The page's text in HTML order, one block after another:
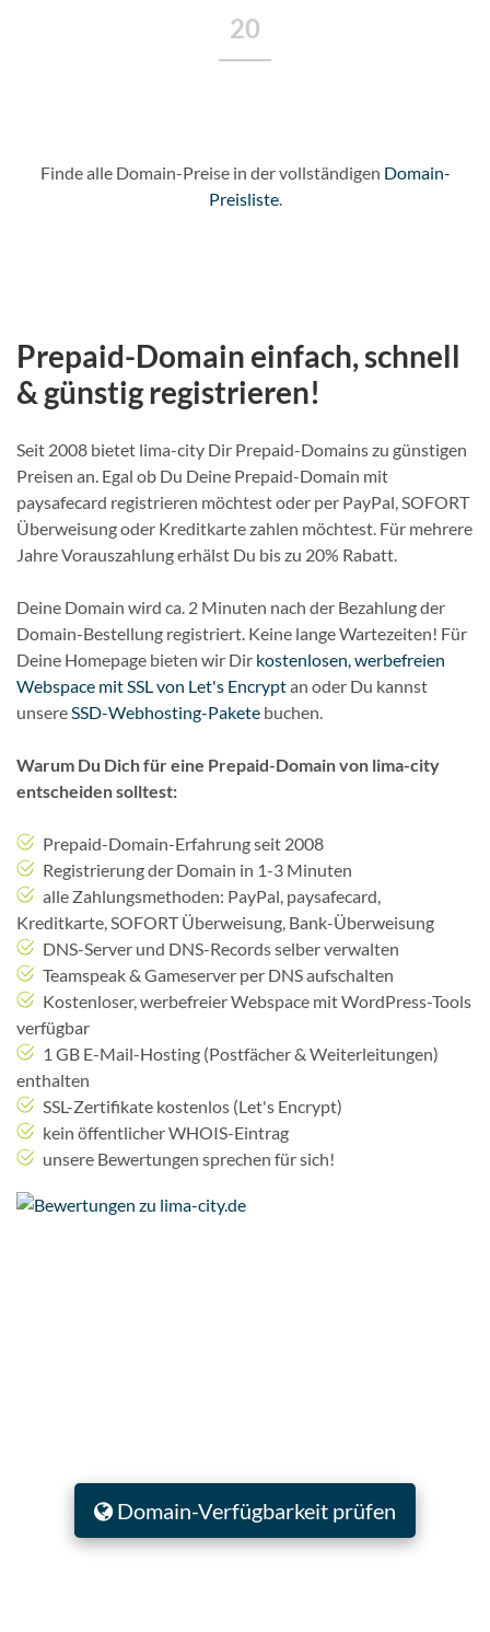
20
Finde alle Domain-Preise in der vollständigen Domain-
Preisliste.
Prepaid-Domain einfach, schnell
& günstig registrieren!
Seit 2008 bietet lima-city Dir Prepaid-Domains zu günstigen
Preisen an. Egal ob Du Deine Prepaid-Domain mit
paysafecard registrieren möchtest oder per PayPal, SOFORT
Überweisung oder Kreditkarte zahlen möchtest. Für mehrere
Jahre Vorauszahlung erhälst Du bis zu 20% Rabatt.
Deine Domain wird ca. 2 Minuten nach der Bezahlung der
Domain-Bestellung registriert. Keine lange Wartezeiten! Für
Deine Homepage bieten wir Dir kostenlosen, werbefreien
Webspace mit SSL von Let's Encryptan oder Du kannst
unsere SSD-Webhosting-Pakete buchen.
Warum Du Dich für eine Prepaid-Domain von lima-city
entscheiden solltest:
Prepaid-Domain-Erfahrung seit 2008
Registrierung der Domain in 1-3 Minuten
alle Zahlungsmethoden: PayPal, paysafecard,
Kreditkarte, SOFORT Überweisung, Bank-Überweisung
DNS-Server und DNS-Records selber verwalten
Teamspeak & Gameserver per DNS aufschalten
Kostenloser, werbefreier Webspace mit WordPress-Tools
verfügbar
1 GB E-Mail-Hosting (Postfächer & Weiterleitungen)
enthalten
SSL-Zertifikate kostenlos (Let's Encrypt)
kein öffentlicher WHOIS-Eintrag
unsere Bewertungen sprechen für sich!
Domain-Verfügbarkeit prüfen